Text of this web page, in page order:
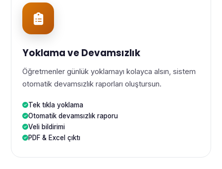
Yoklama ve Devamsızlık
Öğretmenler günlük yoklamayı kolayca alsın, sistem
otomatik devamsızlık raporları oluştursun.
Tek tıkla yoklama
Otomatik devamsızlık raporu
Veli bildirimi
PDF & Excel çıktı